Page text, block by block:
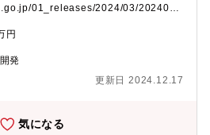
01_releases/2024/03/20240322a/
よ！バス・タクシーの闘い 2024 ～
preview_20240412.html同社
シー等交通社会の未来を創ること＝
DS】”は、現在では全国47都道府県
円
発
更新日 2024.12.17
気になる